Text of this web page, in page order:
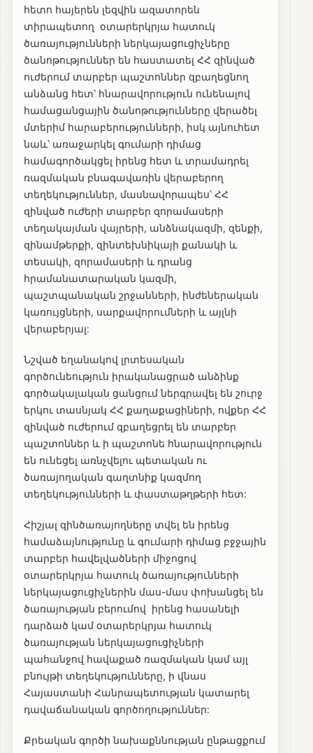
հետո հայերեն լեզվին ազատորեն
տիրապետող օտարերկրյա հատուկ
ծառայությունների ներկայացուցիչները
ծանոթություններ են հաստատել ՀՀ զինված
ուժերում տարբեր պաշտոններ զբաղեցնող
անձանց հետ՝ հնարավորություն ունենալով
համացանցային ծանոթությունները վերածել
մտերիմ հարաբերությունների, իսկ այնուհետ
նաև՝ առաջարկել գումարի դիմաց
համագործակցել իրենց հետ և տրամադրել
ռազմական բնագավառին վերաբերող
տեղեկություններ, մասնավորապես՝ ՀՀ
զինված ուժերի տարբեր զորամասերի
տեղակայման վայրերի, անձնակազմի, զենքի,
զինամթերքի, զինտեխնիկայի քանակի և
տեսակի, զորամասերի և դրանց
հրամանատարական կազմի,
պաշտպանական շրջանների, ինժեներական
կառույցների, սարքավորումների և այլնի
վերաբերյալ:
Նշված եղանակով լրտեսական
գործունեություն իրականացրած անձինք
գործակալական ցանցում ներգրավել են շուրջ
երկու տասնյակ ՀՀ քաղաքացիների, ովքեր ՀՀ
զինված ուժերում զբաղեցրել են տարբեր
պաշտոններ և ի պաշտոնե հնարավորություն
են ունեցել առնչվելու պետական ու
ծառայողական գաղտնիք կազմող
տեղեկությունների և փաստաթղթերի հետ:
Հիշյալ զինծառայողները տվել են իրենց
համաձայնությունը և գումարի դիմաց բջջային
տարբեր հավելվածների միջոցով
օտարերկրյա հատուկ ծառայությունների
ներկայացուցիչներին մաս-մաս փոխանցել են
ծառայության բերումով իրենց հասանելի
դարձած կամ օտարերկրյա հատուկ
ծառայության ներկայացուցիչների
պահանջով հավաքած ռազմական կամ այլ
բնույթի տեղեկությունները, ի վնաս
Հայաստանի Հանրապետության կատարել
դավաճանական գործողություններ:
Քրեական գործի նախաքննության ընթացքում